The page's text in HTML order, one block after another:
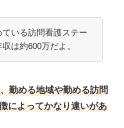
いる訪問看護ステー
は約600万だよ。
勤める地域や勤める訪問
によってかなり違いがあ